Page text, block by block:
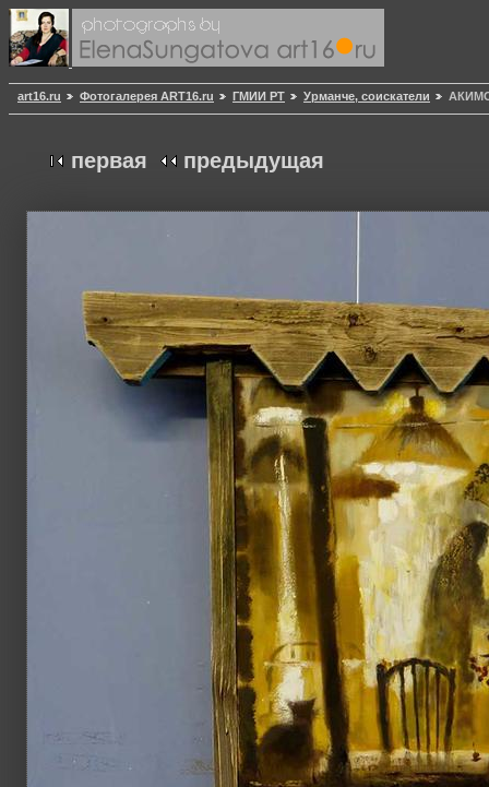
art16.ru Фотогалерея ART16.ru ГМИИ РТ Урманче, соискатели
первая предыдущая